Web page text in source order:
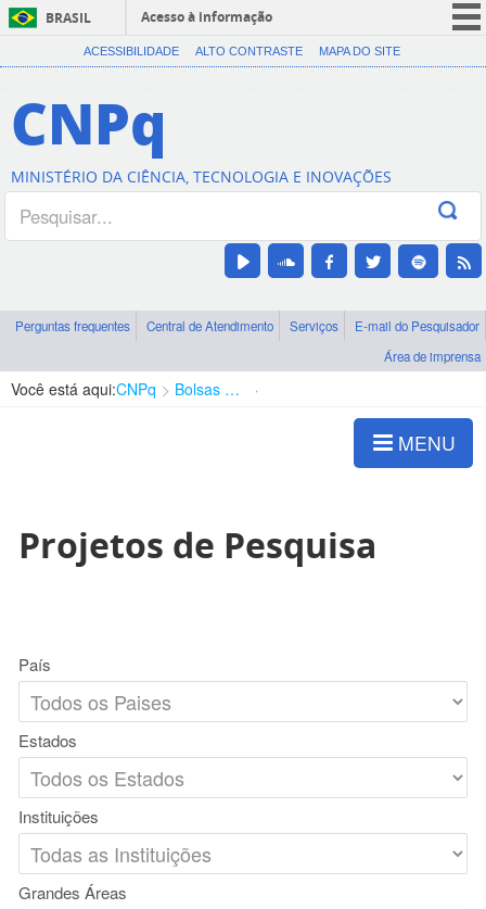
BRASIL
Acesso à informação
CORONAVÍRUS (COVID-19)
Canais
ACESSIBILIDADE ALTO CONTRASTE MAPA DO SITE
CNPq
MINISTÉRIO DA CIÊNCIA, TECNOLOGIA E INOVAÇÕES
Perguntas frequentes Central de Atendimento Serviços
E-mail do Pesquisador
Área de imprensa
Você está aqui:CNPq Bolsas e Auxílios Vigentes
MENU
Projetos de Pesquisa
País
Estados
Instituições
Grandes Áreas